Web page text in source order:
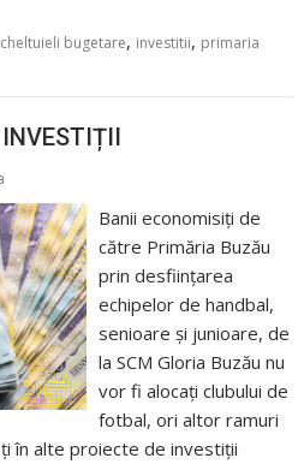
cheltuieli bugetare, investitii, primaria
Banii economisiți de
către Primăria Buzău
prin desființarea
echipelor de handbal,
senioare și junioare, de
la SCM Gloria Buzău nu
vor fi alocați clubului de
fotbal, ori altor ramuri
în alte proiecte de investiții